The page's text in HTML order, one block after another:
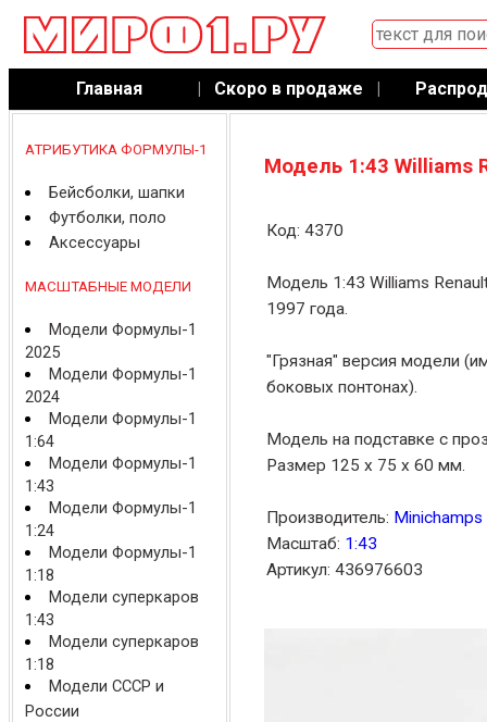
Главная | Скоро в продаже |
АТРИБУТИКА ФОРМУЛЫ-1
Бейсболки, шапки
Футболки, поло
Аксессуары
МАСШТАБНЫЕ МОДЕЛИ
Модели Формулы-1
2025
Модели Формулы-1
2024
Модели Формулы-1
1:64
Модели Формулы-1
1:43
Модели Формулы-1
1:24
Модели Формулы-1
1:18
Модели суперкаров
1:43
Модели суперкаров
1:18
Модели СССР и
России
Модель 1:43 Williams
Код: 4370
Модель 1:43 Williams
1997 года.
"Грязная" версия модели
боковых понтонах).
Модель на подставке с
Размер 125 x 75 x 60 мм.
Производитель: Minichamps
Масштаб: 1:43
Артикул: 436976603